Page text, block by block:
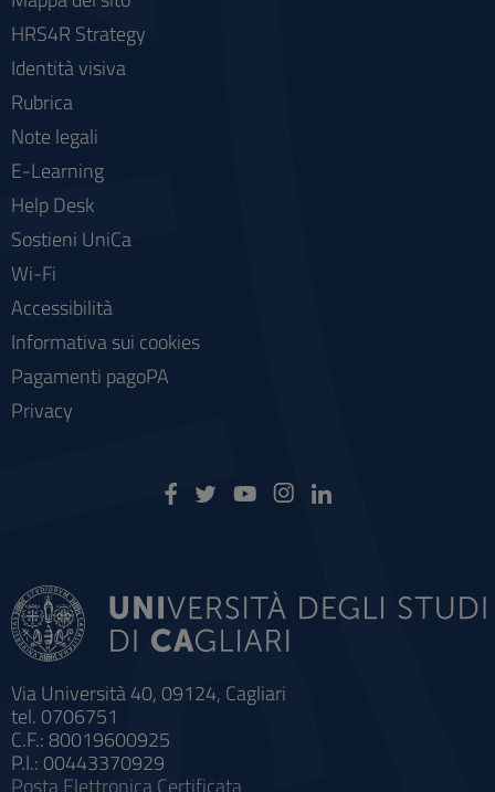
Via Università 40, 09124, Cagliari
tel. 0706751
C.F.: 80019600925
P.I.: 00443370929
HRS4R Strategy
Identità visiva
Rubrica
Note legali
E-Learning
Help Desk
Sostieni UniCa
Wi-Fi
Accessibilità
Informativa sui cookies
Pagamenti pagoPA
Privacy